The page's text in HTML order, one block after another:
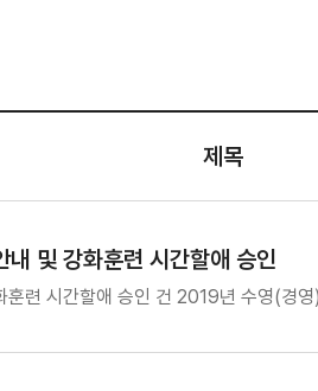
제목
및 강화훈련 시간할애 승인
련 시간할애 승인 건 2019년 수영(경